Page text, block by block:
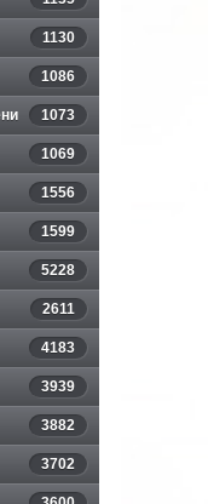
1130
1086
1073
1069
1556
1599
5228
2611
4183
3939
3882
3702